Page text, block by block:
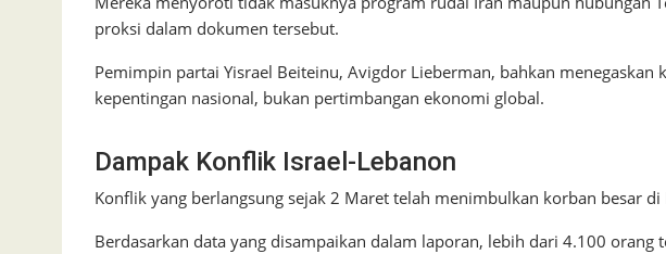
proksi dalam dokumen tersebut.
Pemimpin partai Yisrael Beiteinu, Avigdor Lieberman, bahkan menegaskan
kepentingan nasional, bukan pertimbangan ekonomi global.
Dampak Konflik Israel-Lebanon
Konflik yang berlangsung sejak 2 Maret telah menimbulkan korban besar di
Berdasarkan data yang disampaikan dalam laporan, lebih dari 4.100 orang